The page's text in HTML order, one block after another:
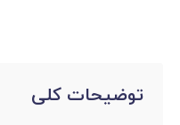
توضیحات کلی